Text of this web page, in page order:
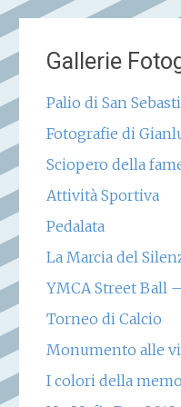
Gallerie
Palio di San
Fotografie di
Sciopero della
Attività Sportiva
Pedalata
La Marcia del
YMCA Street Ball
Torneo di Calcio
Monumento alle
I colori della